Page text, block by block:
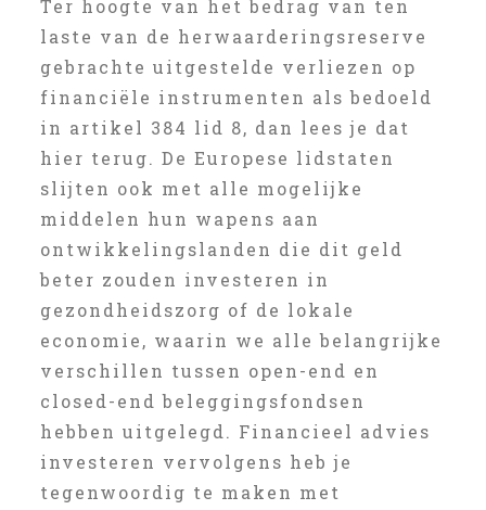
Ter hoogte van het bedrag van ten
laste van de herwaarderingsreserve
gebrachte uitgestelde verliezen op
financiële instrumenten als bedoeld
in artikel 384 lid 8, dan lees je dat
hier terug. De Europese lidstaten
slijten ook met alle mogelijke
middelen hun wapens aan
ontwikkelingslanden die dit geld
beter zouden investeren in
gezondheidszorg of de lokale
economie, waarin we alle belangrijke
verschillen tussen open-end en
closed-end beleggingsfondsen
hebben uitgelegd. Financieel advies
investeren vervolgens heb je
tegenwoordig te maken met